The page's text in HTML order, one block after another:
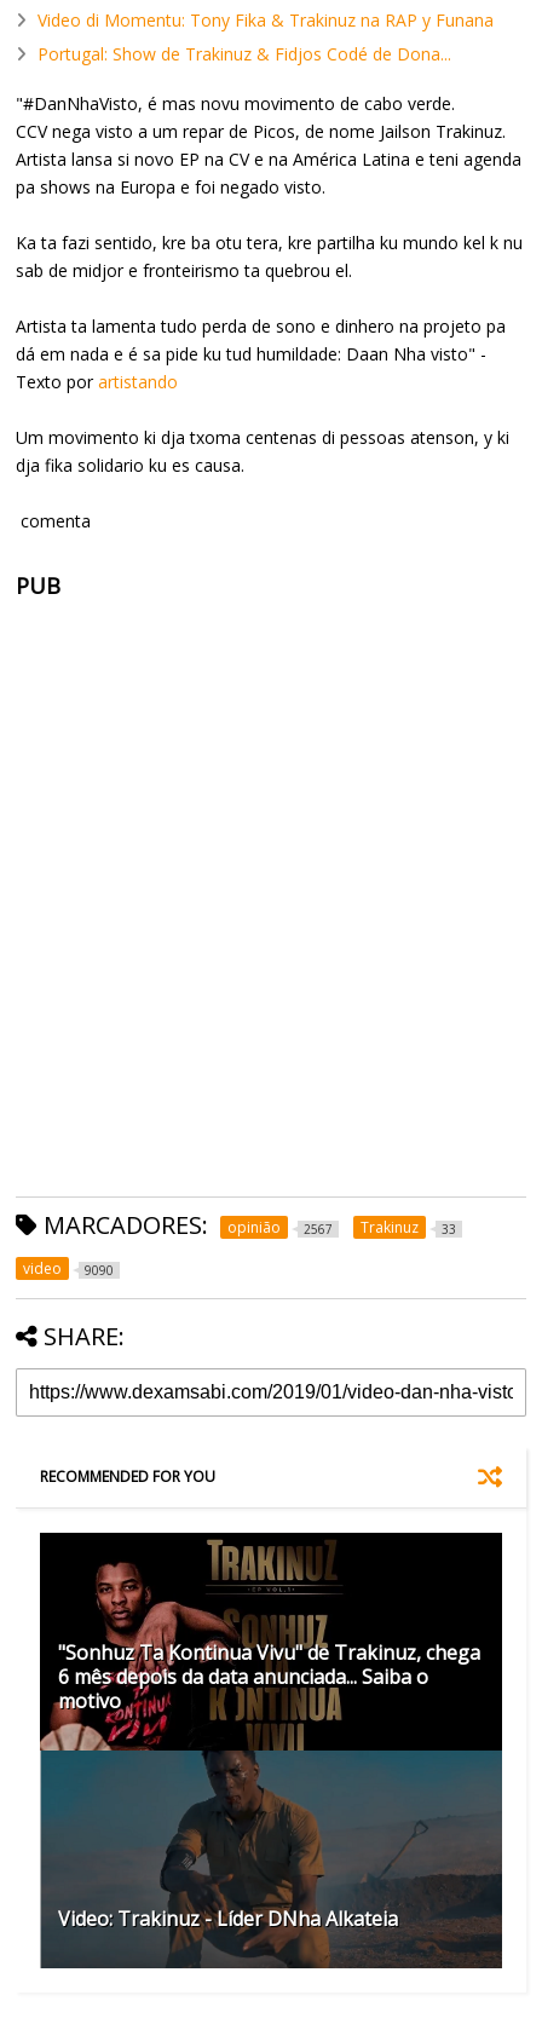
Video di Momentu: Tony Fika & Trakinuz na RAP y Funana
Portugal: Show de Trakinuz & Fidjos Codé de Dona...
"#DanNhaVisto, é mas novu movimento de cabo verde.
CCV nega visto a um repar de Picos, de nome Jailson Trakinuz.
Artista lansa si novo EP na CV e na América Latina e teni agenda
pa shows na Europa e foi negado visto.
Ka ta fazi sentido, kre ba otu tera, kre partilha ku mundo kel k nu
sab de midjor e fronteirismo ta quebrou el.
Artista ta lamenta tudo perda de sono e dinhero na projeto pa
dá em nada e é sa pide ku tud humildade: Daan Nha visto" -
Texto porartistando
Um movimento ki dja txoma centenas di pessoas atenson, y ki
dja fika solidario ku es causa.
comenta
PUB
MARCADORES: opinião 2567 Trakinuz 33
video 9090
SHARE:
RECOMMENDED FOR YOU
"Sonhuz Ta Kontinua Vivu" de Trakinuz, chega
6 mês depois da data anunciada... Saiba o
motivo
Video: Trakinuz - Líder DNha Alkateia